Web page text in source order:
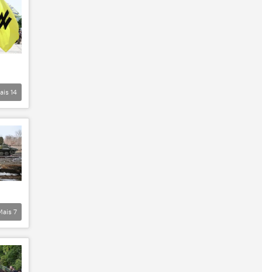
14
7